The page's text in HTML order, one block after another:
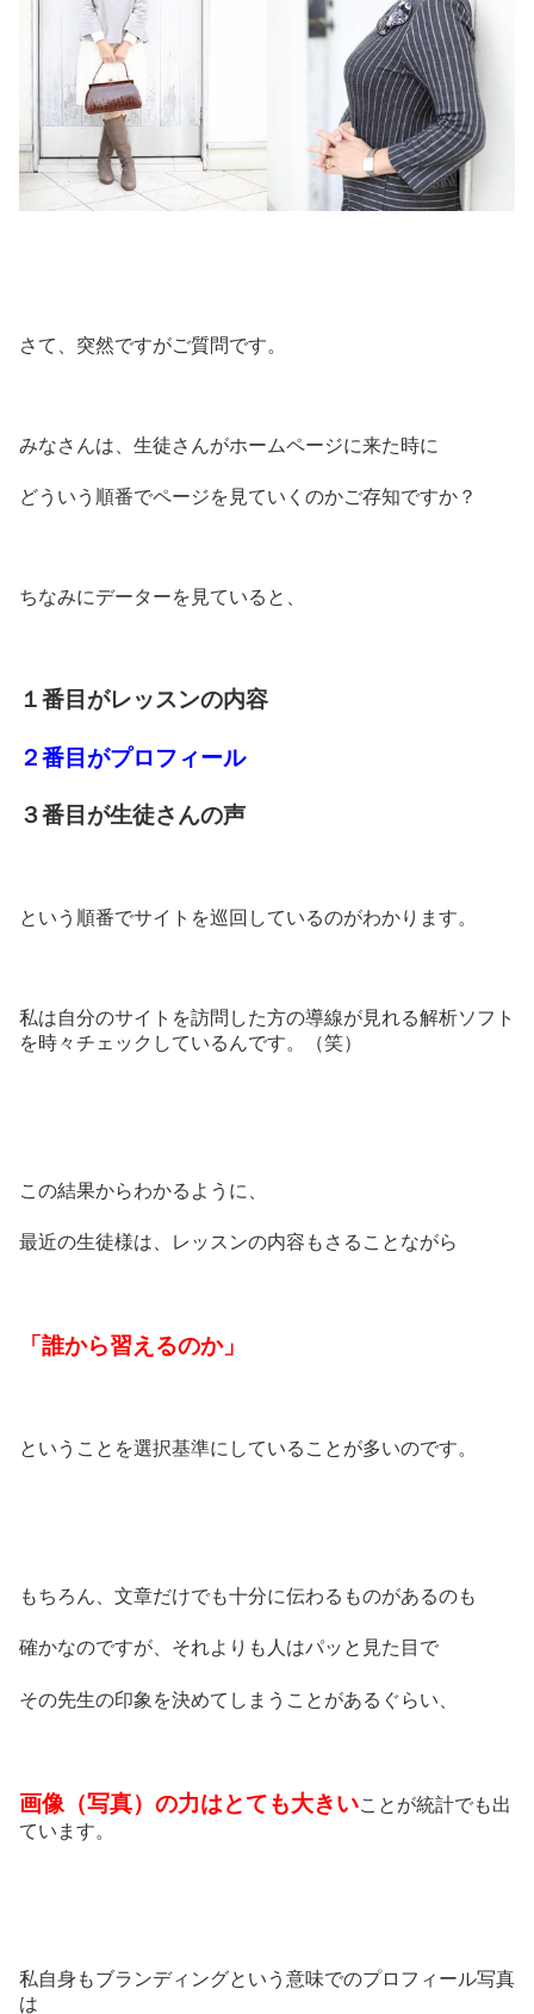
さて、突然ですがご質問です。
みなさんは、生徒さんがホームページに来た時に
どういう順番でページを見ていくのかご存知ですか？
ちなみにデーターを見ていると、
１番目がレッスンの内容
２番目がプロフィール
３番目が生徒さんの声
という順番でサイトを巡回しているのがわかります。
私は自分のサイトを訪問した方の導線が見れる解析ソフト
を時々チェックしているんです。（笑）
この結果からわかるように、
最近の生徒様は、レッスンの内容もさることながら
「誰から習えるのか」
ということを選択基準にしていることが多いのです。
もちろん、文章だけでも十分に伝わるものがあるのも
確かなのですが、それよりも人はパッと見た目で
その先生の印象を決めてしまうことがあるぐらい、
画像（写真）の力はとても大きいことが統計でも出
ています。
私自身もブランディングという意味でのプロフィール写真
は